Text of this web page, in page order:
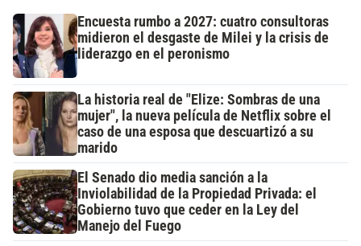
Encuesta rumbo a 2027: cuatro consultoras
midieron el desgaste de Milei y la crisis de
liderazgo en el peronismo
La historia real de "Elize: Sombras de una
mujer", la nueva película de Netflix sobre el
caso de una esposa que descuartizó a su
marido
El Senado dio media sanción a la
Inviolabilidad de la Propiedad Privada: el
Gobierno tuvo que ceder en la Ley del
Manejo del Fuego